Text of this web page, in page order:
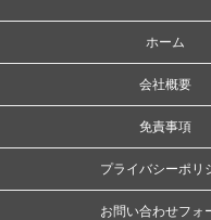
ホーム
会社概要
免責事項
プライバシーポリ
お問い合わせフォ